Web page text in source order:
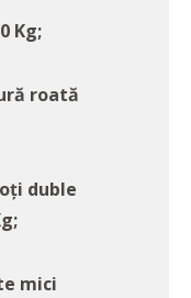
Kg;
roată
duble
mici